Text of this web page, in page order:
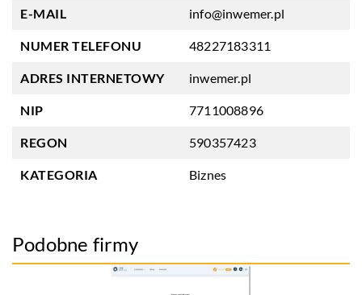
E-MAIL info@inwemer.pl
NUMER TELEFONU 48227183311
ADRES INTERNETOWY inwemer.pl
NIP 7711008896
REGON 590357423
KATEGORIA Biznes
Podobne firmy